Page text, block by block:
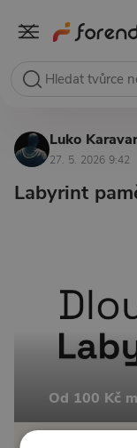
Luko
27. 5. 2026 9:42
Labyrint
Od 100 Kč